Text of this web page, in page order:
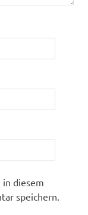
in diesem
speichern.